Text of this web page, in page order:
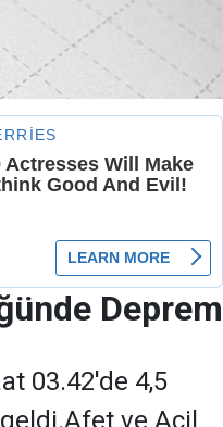
Deprem
03.42'de 4,5